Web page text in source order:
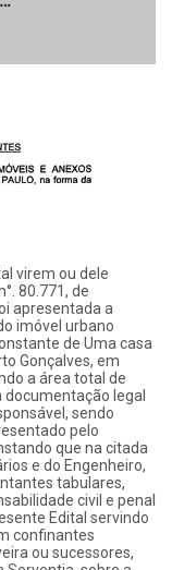
virem ou dele
80.771, de
apresentada a
imóvel urbano
de Uma casa
Gonçalves, em
a área total de
documentação legal
sendo
pelo
que na citada
e do Engenheiro,
tabulares,
civil e penal
Edital servindo
confinantes
ou sucessores,